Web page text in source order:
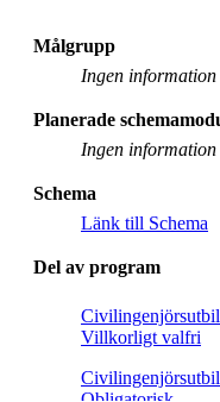
Målgrupp
Ingen
Planerade
Ingen
Schema
Länk till Schema
Del av program
Villkorligt valfri